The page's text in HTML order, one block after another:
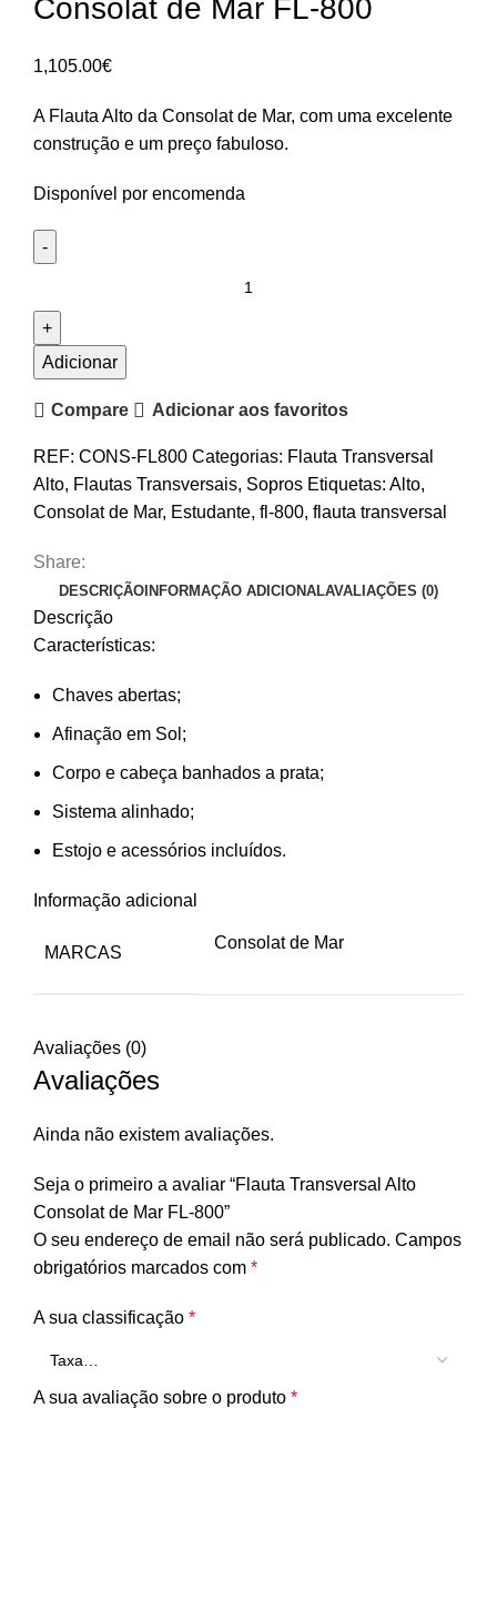
Consolat de Mar FL-800
1,105.00€
A Flauta Alto da Consolat de Mar, com uma excelente
construção e um preço fabuloso.
Disponível por encomenda
Flauta
Transversal
Consolat
Adicionar
Compare Adicionar aos favoritos
REF: CONS-FL800 Categorias: Flauta Transversal
Alto, Flautas Transversais, Sopros Etiquetas: Alto,
Consolat de Mar, Estudante, fl-800, flauta transversal
Share:
DESCRIÇÃOINFORMAÇÃO ADICIONALAVALIAÇÕES (0)
Descrição
Características:
Chaves abertas;
Afinação em Sol;
Corpo e cabeça banhados a prata;
Sistema alinhado;
Estojo e acessórios incluídos.
Informação adicional
MARCAS
Consolat de Mar
Avaliações (0)
Avaliações
Ainda não existem avaliações.
Seja o primeiro a avaliar “Flauta Transversal Alto
Consolat de Mar FL-800”
O seu endereço de email não será publicado. Campos
obrigatórios marcados com *
A sua classificação *
A sua avaliação sobre o produto *